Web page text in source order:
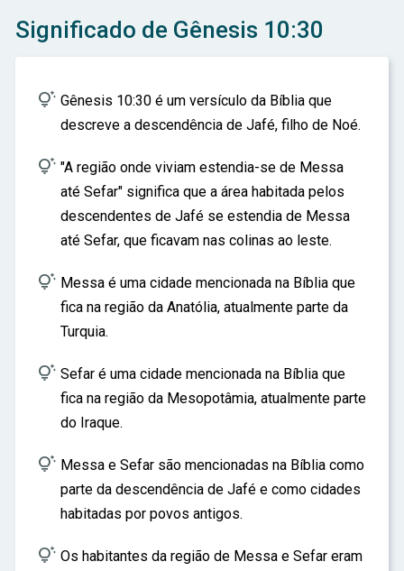
Significado de Gênesis 10:30
 Gênesis 10:30 é um versículo da Bíblia que
descreve a descendência de Jafé, filho de Noé.
 "A região onde viviam estendia-se de Messa
até Sefar" significa que a área habitada pelos
descendentes de Jafé se estendia de Messa
até Sefar, que ficavam nas colinas ao leste.
 Messa é uma cidade mencionada na Bíblia que
fica na região da Anatólia, atualmente parte da
Turquia.
 Sefar é uma cidade mencionada na Bíblia que
fica na região da Mesopotâmia, atualmente parte
do Iraque.
 Messa e Sefar são mencionadas na Bíblia como
parte da descendência de Jafé e como cidades
habitadas por povos antigos.
 Os habitantes da região de Messa e Sefar eram